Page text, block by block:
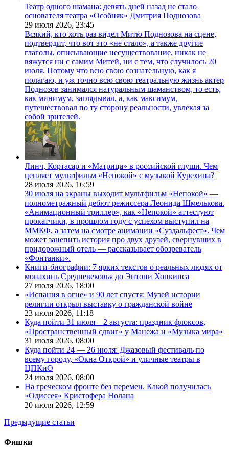
Театр одного шамана: девять дней назад не стало
основателя театра «Особняк» Дмитрия Поднозова
29 июля 2026, 23:45
Всякий, кто хоть раз видел Митю Поднозова на сцене,
подтвердит, что вот это «не стало», а также другие
глаголы, описывающие несуществование, никак не
вяжутся ни с самим Митей, ни с тем, что случилось 20
июля. Потому что всю свою сознательную, как я
полагаю, и уж точно всю свою театральную жизнь актер
Поднозов занимался натуральным шаманством, то есть,
как минимум, заглядывал, а, как максимум,
путешествовал по ту сторону реальности, увлекая за
собой зрителей.
Линч, Кортасар и «Матрица» в российской глуши. Чем
цепляет мультфильм «Непокой» с музыкой Курехина?
28 июля 2026, 16:59
30 июля на экраны выходит мультфильм «Непокой» —
полнометражный дебют режиссера Леонида Шмелькова.
«Анимационный триллер», как «Непокой» аттестуют
прокатчики, в прошлом году с успехом выступил на
ММКФ, а затем на смотре анимации «Суздальфест». Чем
может зацепить история про двух друзей, свернувших в
придорожный отель — рассказывает обозреватель
«Фонтанки».
Книги-биографии: 7 ярких текстов о реальных людях от
монахинь Средневековья до Энтони Хопкинса
27 июля 2026, 18:00
«Испания в огне» и 90 лет спустя: Музей истории
религии открыл выставку о гражданской войне
23 июля 2026, 11:18
Куда пойти 31 июля—2 августа: праздник флоксов,
«Пространственный сдвиг» у Манежа и «Музыка мира»
31 июля 2026, 08:00
Куда пойти 24 — 26 июля: Джазовый фестиваль по
всему городу, «Окна Открой» и уличные театры в
ЦПКиО
24 июля 2026, 08:00
На греческом фронте без перемен. Какой получилась
«Одиссея» Кристофера Нолана
20 июля 2026, 12:59
Предыдущие статьи
Фишки